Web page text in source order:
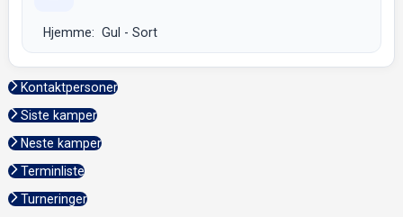
Hjemme: Gul - Sort
Kontaktpersoner
Siste kamper
Neste kamper
Terminliste
Turneringer